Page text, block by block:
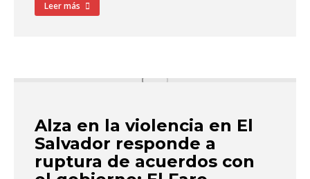
Leer más
Alza en la violencia en El
Salvador responde a
ruptura de acuerdos con